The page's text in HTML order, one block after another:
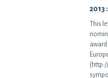
2013
This